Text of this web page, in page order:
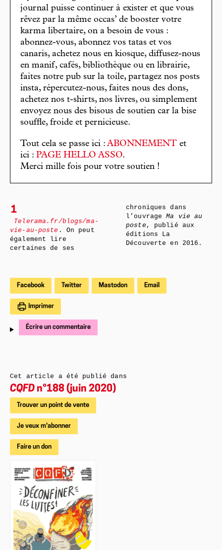
journal puisse continuer à exister et que vous
rêvez par la même occas’ de booster votre
karma libertaire, on a besoin de vous :
abonnez-vous, abonnez vos tatas et vos
canaris, achetez nous en kiosque, diffusez-nous
en manif, cafés, bibliothèque ou en librairie,
faites notre pub sur la toile, partagez nos posts
insta, répercutez-nous, faites nous des dons,
achetez nos t-shirts, nos livres, ou simplement
envoyez nous des bisous de soutien car la bise
souffle, froide et pernicieuse.
Tout cela se passe ici : ABONNEMENT et
ici : PAGE HELLO ASSO.
Merci mille fois pour votre soutien !
1
Telerama.fr/blogs/ma-
vie-au-poste . On peut
également lire
certaines de ses
chroniques dans
l’ouvrageMa vie au
poste , publié aux
éditions La
Découverte en 2016.
Facebook Twitter Mastodon Email
Imprimer
Écrire un commentaire
Cet article a été publié dans
CQFD n°188 (juin 2020)
Trouver un point de vente
Je veux m'abonner
Faire un don